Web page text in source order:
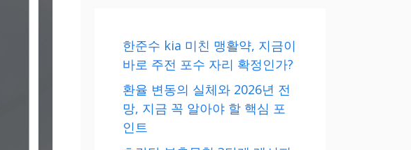
한준수 kia 미친 맹활약, 지금이
바로 주전 포수 자리 확정인가?
환율 변동의 실체와 2026년 전
망, 지금 꼭 알아야 할 핵심 포
인트